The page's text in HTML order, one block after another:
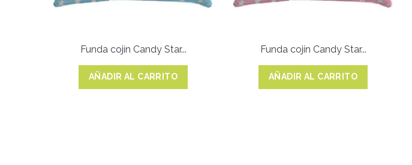
Funda cojín Candy Star...
AÑADIR AL CARRITO
Funda cojín Candy Star...
AÑADIR AL CARRITO